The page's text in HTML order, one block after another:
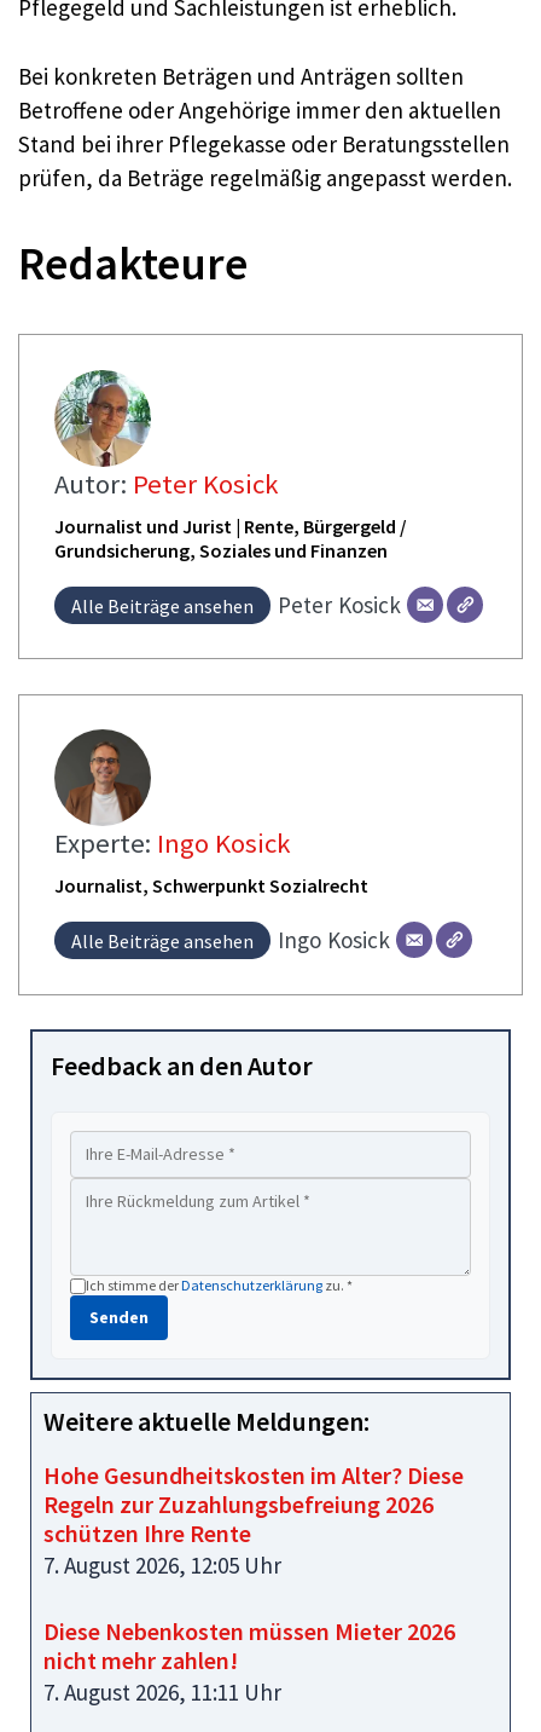
Pflegegeld und Sachleistungen ist erheblich.
Bei konkreten Beträgen und Anträgen sollten
Betroffene oder Angehörige immer den aktuellen
Stand bei ihrer Pflegekasse oder Beratungsstellen
prüfen, da Beträge regelmäßig angepasst werden.
Redakteure
Autor: Peter Kosick
Journalist und Jurist | Rente, Bürgergeld /
Grundsicherung, Soziales und Finanzen
Alle Beiträge ansehen Peter Kosick
Experte: Ingo Kosick
Journalist, Schwerpunkt Sozialrecht
Alle Beiträge ansehen Ingo Kosick
Feedback an den Autor
Ich stimme derDatenschutzerklärung zu. *
Senden
Weitere aktuelle Meldungen:
Hohe Gesundheitskosten im Alter? Diese
Regeln zur Zuzahlungsbefreiung 2026
schützen Ihre Rente
7. August 2026, 12:05 Uhr
Diese Nebenkosten müssen Mieter 2026
nicht mehr zahlen!
7. August 2026, 11:11 Uhr